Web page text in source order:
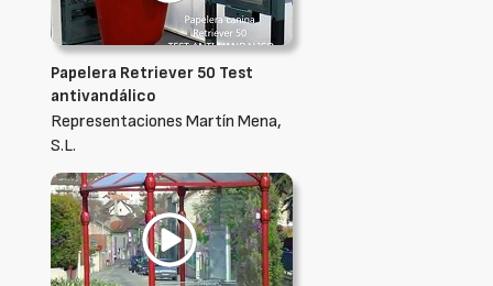
Papelera Retriever 50 Test
antivandálico
Representaciones Martín Mena,
S.L.